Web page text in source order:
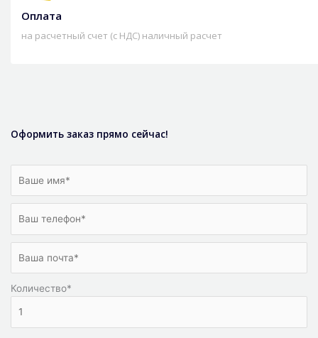
Оплата
на расчетный счет (с НДС) наличный расчет
Оформить заказ прямо сейчас!
Количество*